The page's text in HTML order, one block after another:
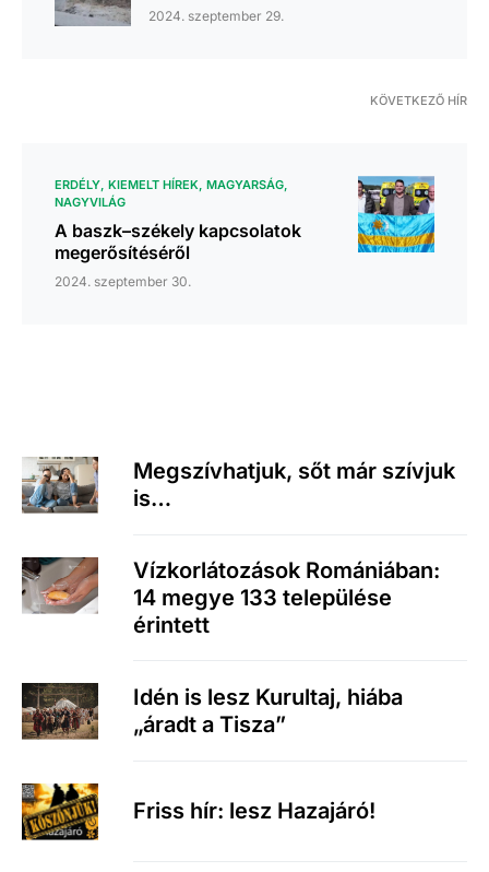
2024. szeptember 29.
KÖVETKEZŐ HÍR
ERDÉLY KIEMELT HÍREK MAGYARSÁG
NAGYVILÁG
A baszk–székely kapcsolatok
megerősítéséről
2024. szeptember 30.
Megszívhatjuk, sőt már szívjuk
is…
Vízkorlátozások Romániában:
14 megye 133 települése
érintett
Idén is lesz Kurultaj, hiába
„áradt a Tisza”
Friss hír: lesz Hazajáró!